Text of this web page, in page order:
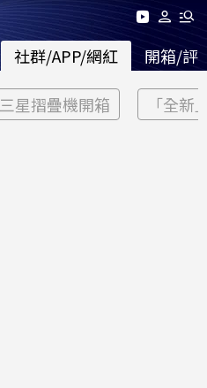
社群/APP/網紅 開箱/評
三星摺疊機開箱 「全新